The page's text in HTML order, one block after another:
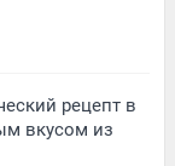
рецепт в
вкусом из